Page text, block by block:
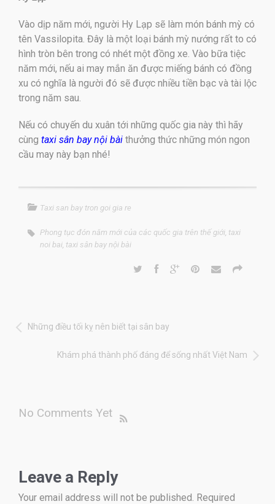
Vào dịp năm mới, người Hy Lạp sẽ làm món bánh mỳ có
tên Vassilopita. Đây là một loại bánh mỳ nướng rất to có
hình tròn bên trong có nhét một đồng xe. Vào bữa tiệc
năm mới, nếu ai may mắn ăn được miếng bánh có đồng
xu có nghĩa là người đó sẽ được nhiều tiền bạc và tài lộc
trong năm sau.
Nếu có chuyến du xuân tới những quốc gia này thì hãy
cùng taxi sân bay nội bài thưởng thức những món ngon
cầu may này bạn nhé!
Taxi san bay tron goi gia re
Phong tục đón năm mới của các quốc gia trên thế giới taxi
noi bai taxi sân bay nội bài
Những điều tối kỵ nên biết tại sân bay
Khám phá thành phố đáng để sống nhất Việt Nam
No Comments Yet
Leave a Reply
Your email address will not be published. Required